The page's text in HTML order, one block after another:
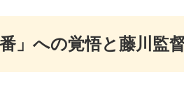
」への覚悟と藤川監